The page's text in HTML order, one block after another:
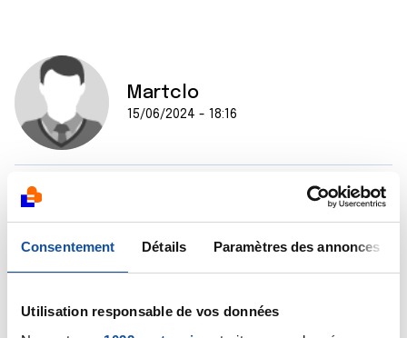
Consentement Détails Paramètres des annonces
Utilisation responsable de vos données
Martclo
15/06/2024 - 18:16
Merci pour votre retour. On va croiser les doigts.